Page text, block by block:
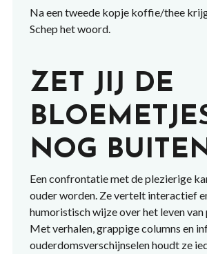
Na een tweede kopje koffie/thee
Schep het woord.
ZET JIJ DE
NOG
Een confrontatie met de plezierige
ouder worden. Ze vertelt interactief
humoristisch wijze over het leven van
Met verhalen, grappige columns en
ouderdomsverschijnselen houdt ze